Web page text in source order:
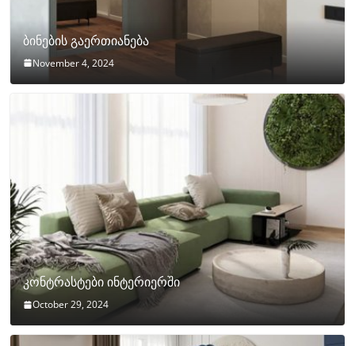
ბინების გაერთიანება
November 4, 2024
კონტრასტები ინტერიერში
October 29, 2024